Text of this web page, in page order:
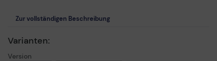
Zur vollständigen Beschreibung
Varianten:
Version